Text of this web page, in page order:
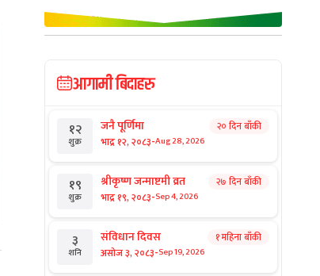
आगामी बिदाहरु
१२
शुक्र
जनै पूर्णिमा
भाद्र १२, २०८३-Aug 28, 2026
२० दिन बाँकी
१९
शुक्र
श्रीकृष्ण जन्माष्टमी व्रत
भाद्र १९, २०८३-Sep 4, 2026
२७ दिन बाँकी
३
शनि
संविधान दिवस
असोज ३, २०८३-Sep 19, 2026
१ महिना बाँकी